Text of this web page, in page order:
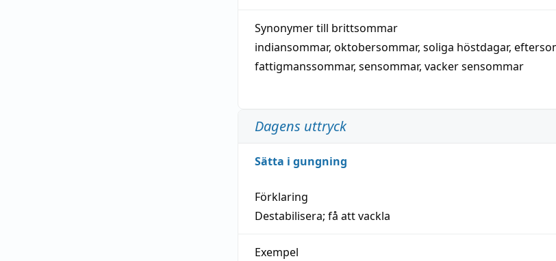
Synonymer till brittsommar
indiansommar, oktobersommar, soliga höstdagar,
fattigmanssommar, sensommar, vacker sensommar
Dagens uttryck
Sätta i gungning
Förklaring
Destabilisera; få att vackla
Exempel